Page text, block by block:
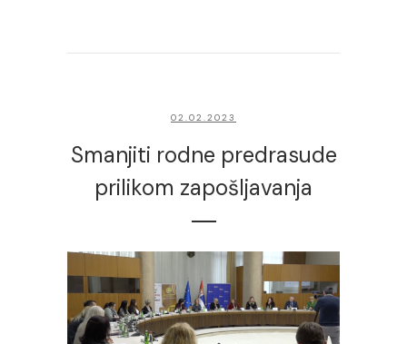
02.02.2023
Smanjiti rodne predrasude
prilikom zapošljavanja